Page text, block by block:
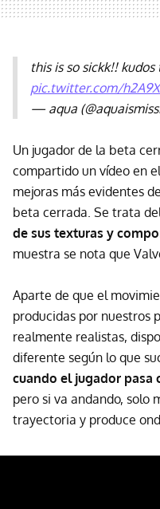
this is so sickk!! kudos
pic.twitter.com/
— aqua
Un jugador de la beta
compartido un vídeo en
mejoras más evidentes
beta cerrada. Se trata
de sus texturas y
muestra se nota que
Aparte de que el
producidas por nuestros
realmente realistas,
diferente según lo que
cuando el jugador pasa
pero si va andando, solo
trayectoria y produce